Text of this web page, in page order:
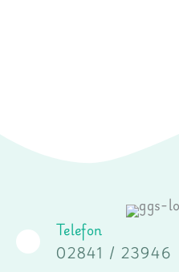
Telefon
02841 / 23946